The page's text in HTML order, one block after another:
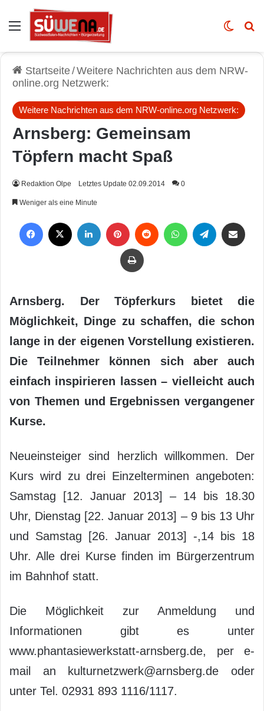
Auswahl Skin
Startseite/Weitere Nachrichten aus dem NRW-
online.org Netzwerk:
Weitere Nachrichten aus dem NRW-online.org Netzwerk:
Arnsberg: Gemeinsam
Töpfern macht Spaß
Redaktion Olpe Letztes Update 02.09.2014 0
Weniger als eine Minute
Drucken
Arnsberg. Der Töpferkurs bietet die
Möglichkeit, Dinge zu schaffen, die schon
lange in der eigenen Vorstellung existieren.
Die Teilnehmer können sich aber auch
einfach inspirieren lassen – vielleicht auch
von Themen und Ergebnissen vergangener
Kurse.
Neueinsteiger sind herzlich willkommen. Der
Kurs wird zu drei Einzelterminen angeboten:
Samstag [12. Januar 2013] – 14 bis 18.30
Uhr, Dienstag [22. Januar 2013] – 9 bis 13 Uhr
und Samstag [26. Januar 2013] -,14 bis 18
Uhr. Alle drei Kurse finden im Bürgerzentrum
im Bahnhof statt.
Die Möglichkeit zur Anmeldung und
Informationen gibt es unter
www.phantasiewerkstatt-arnsberg.de, per e-
mail an kulturnetzwerk@arnsberg.de oder
unter Tel. 02931 893 1116/1117.